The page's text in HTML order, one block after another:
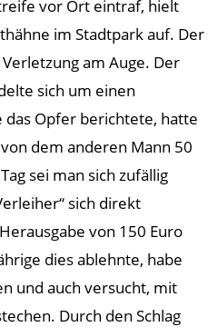
vor Ort eintraf, hielt
im Stadtpark auf. Der
am Auge. Der
sich um einen
das Opfer berichtete, hatte
dem anderen Mann 50
sei man sich zufällig
sich direkt
von 150 Euro
dies ablehnte, habe
und auch versucht, mit
Durch den Schlag